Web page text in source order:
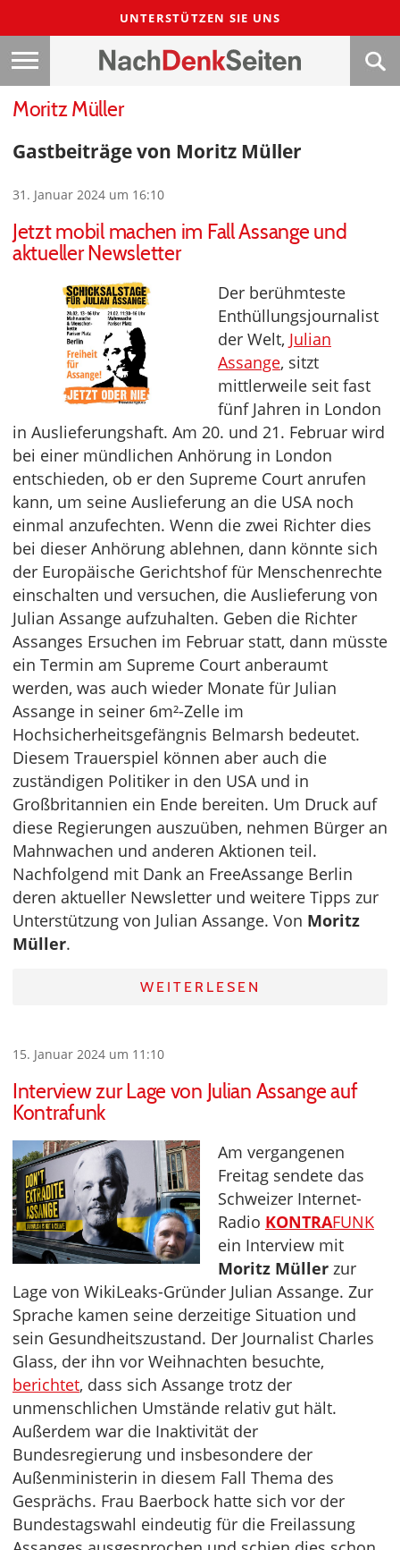
UNTERSTÜTZEN SIE UNS
Moritz Müller
Gastbeiträge von Moritz Müller
31. Januar 2024 um 16:10
Jetzt mobil machen im Fall Assange und
aktueller Newsletter
Der berühmteste
Enthüllungsjournalist
der Welt, Julian
Assange, sitzt
mittlerweile seit fast
fünf Jahren in London
in Auslieferungshaft. Am 20. und 21. Februar wird
bei einer mündlichen Anhörung in London
entschieden, ob er den Supreme Court anrufen
kann, um seine Auslieferung an die USA noch
einmal anzufechten. Wenn die zwei Richter dies
bei dieser Anhörung ablehnen, dann könnte sich
der Europäische Gerichtshof für Menschenrechte
einschalten und versuchen, die Auslieferung von
Julian Assange aufzuhalten. Geben die Richter
Assanges Ersuchen im Februar statt, dann müsste
ein Termin am Supreme Court anberaumt
werden, was auch wieder Monate für Julian
Assange in seiner 6m²-Zelle im
Hochsicherheitsgefängnis Belmarsh bedeutet.
Diesem Trauerspiel können aber auch die
zuständigen Politiker in den USA und in
Großbritannien ein Ende bereiten. Um Druck auf
diese Regierungen auszuüben, nehmen Bürger an
Mahnwachen und anderen Aktionen teil.
Nachfolgend mit Dank an FreeAssange Berlin
deren aktueller Newsletter und weitere Tipps zur
Unterstützung von Julian Assange. Von Moritz
Müller.
WEITERLESEN
15. Januar 2024 um 11:10
Interview zur Lage von Julian Assange auf
Kontrafunk
Am vergangenen
Freitag sendete das
Schweizer Internet-
Radio KONTRAFUNK
ein Interview mit
Moritz Müller zur
Lage von WikiLeaks-Gründer Julian Assange. Zur
Sprache kamen seine derzeitige Situation und
sein Gesundheitszustand. Der Journalist Charles
Glass, der ihn vor Weihnachten besuchte,
berichtet, dass sich Assange trotz der
unmenschlichen Umstände relativ gut hält.
Außerdem war die Inaktivität der
Bundesregierung und insbesondere der
Außenministerin in diesem Fall Thema des
Gesprächs. Frau Baerbock hatte sich vor der
Bundestagswahl eindeutig für die Freilassung